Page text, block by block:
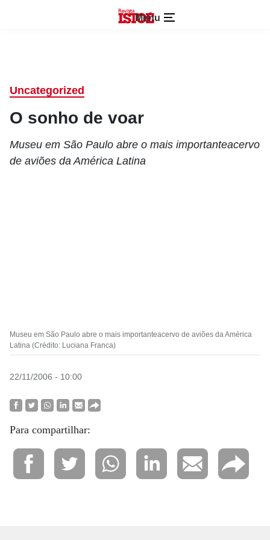
Menu
Uncategorized
O sonho de voar
Museu em São Paulo abre o mais importanteacervo
de aviões da América Latina
Museu em São Paulo abre o mais importanteacervo de aviões da América
Latina (Crédito: Luciana Franca)
22/11/2006 - 10:00
Para compartilhar: